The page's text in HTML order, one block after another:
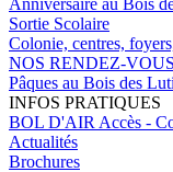
Anniversaire au Bois
Sortie Scolaire
Colonie, centres,
NOS RENDEZ-VOUS
Pâques au Bois des
INFOS PRATIQUES
BOL D'AIR Accès -
Actualités
Brochures